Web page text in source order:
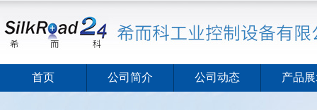
首页 公司简介 公司动态 产品